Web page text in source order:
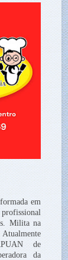
em
Milita na
Atualmente
de
da